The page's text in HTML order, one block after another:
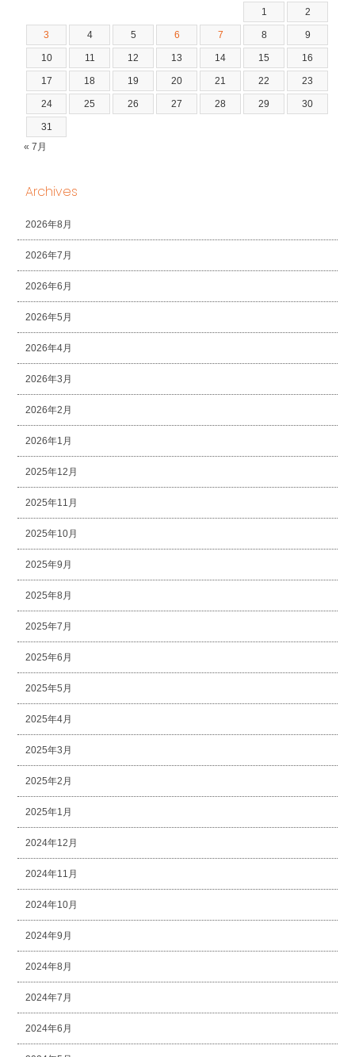
1 2
3 4 5 6 7 8 9
10 11 12 13 14 15 16
17 18 19 20 21 22 23
24 25 26 27 28 29 30
31
« 7月
Archives
2026年8月
2026年7月
2026年6月
2026年5月
2026年4月
2026年3月
2026年2月
2026年1月
2025年12月
2025年11月
2025年10月
2025年9月
2025年8月
2025年7月
2025年6月
2025年5月
2025年4月
2025年3月
2025年2月
2025年1月
2024年12月
2024年11月
2024年10月
2024年9月
2024年8月
2024年7月
2024年6月